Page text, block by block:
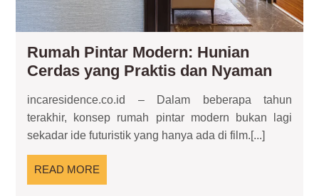
Rumah Pintar Modern: Hunian
Cerdas yang Praktis dan Nyaman
incaresidence.co.id – Dalam beberapa tahun
terakhir, konsep rumah pintar modern bukan lagi
sekadar ide futuristik yang hanya ada di film.[...]
READ MORE
MORE